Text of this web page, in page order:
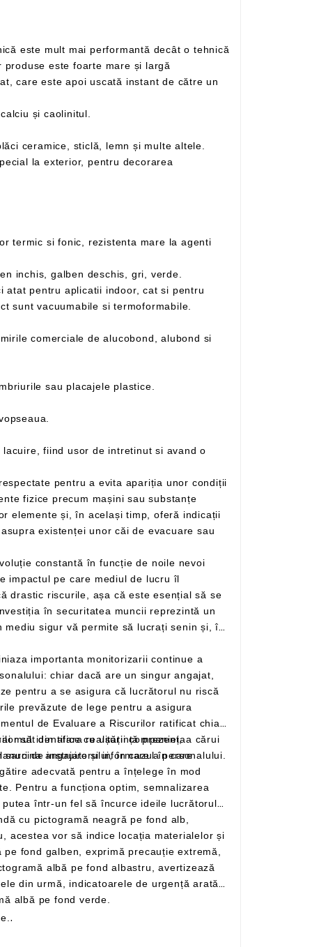
obișnuită de printare digitală. Atât calitatea sa net superioară, cât și versarilitatea sa pe imprimarea diferitelor produse este foarte mare și largă
carbonatul de calciu și caolinitul.
Se poate folosi pe o gamă largă de materiale, astfel încât se poate imprima pe plastic, metal, hârtie, carton, plăci ceramice, sticlă, lemn și multe altele.
– Gama de culori disponibile in permanenta in stoc: rosu, albastru inchis, albastru deschis, negru, galben inchis, galben deschis, gri, verde.
aplicatii outdoor, datorita proprietatii materialului de a fi un bun izolator termic si fonic. Placile din PVC compact sunt vacuumabile si termoformabile.
– Este un material cu două fete din aluminiu si un miez din polietilena ce inlocuieste cu succes tabla, lambriurile sau placajele plastice.
la locul de muncă pentru verificarea condițiilor periculoase și să prezinte planuri de instruire și informare a personalului.
forma lor pătrată cu pictogramă albă pe fond verde.
.